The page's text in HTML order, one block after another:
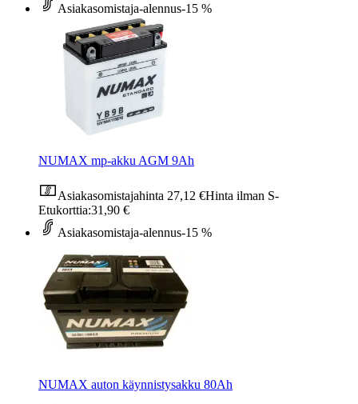
Asiakasomistaja-alennus-15 %
NUMAX mp-akku AGM 9Ah
Asiakasomistajahinta 27,12 €Hinta ilman S-
Etukorttia:31,90 €
Asiakasomistaja-alennus-15 %
NUMAX auton käynnistysakku 80Ah